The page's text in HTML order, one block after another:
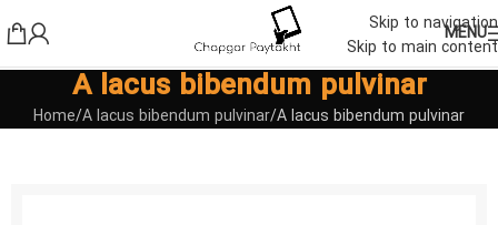
Skip to navigation
Skip to main content
MENU
A lacus bibendum pulvinar
Home A lacus bibendum pulvinar A lacus bibendum pulvinar